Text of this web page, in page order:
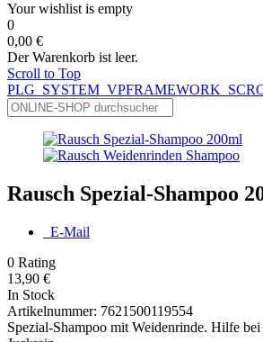
Your wishlist is empty
0
0,00 €
Der Warenkorb ist leer.
Scroll to Top
Rausch Spezial-Shampoo
E-Mail
0 Rating
13,90 €
In Stock
Artikelnummer: 7621500119554
Spezial-Shampoo mit Weidenrinde. Hilfe